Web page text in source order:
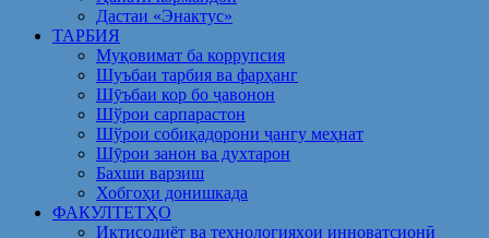
Дастаи «Энактус»
ТАРБИЯ
Муқовимат ба коррупсия
Шуъбаи тарбия ва фарҳанг
Шӯъбаи кор бо ҷавонон
Шўрои сарпарастон
Шўрои собиқадорони ҷангу меҳнат
Шӯрои занон ва духтарон
Бахши варзиш
Хобгоҳи донишкада
ФАКУЛТЕТҲО
Иқтисодиёт ва технологияҳои инноватсионӣ